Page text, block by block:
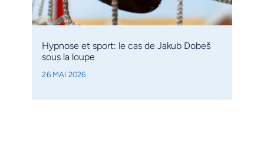
Hypnose et sport: le cas de Jakub Dobeš
sous la loupe
26 MAI 2026